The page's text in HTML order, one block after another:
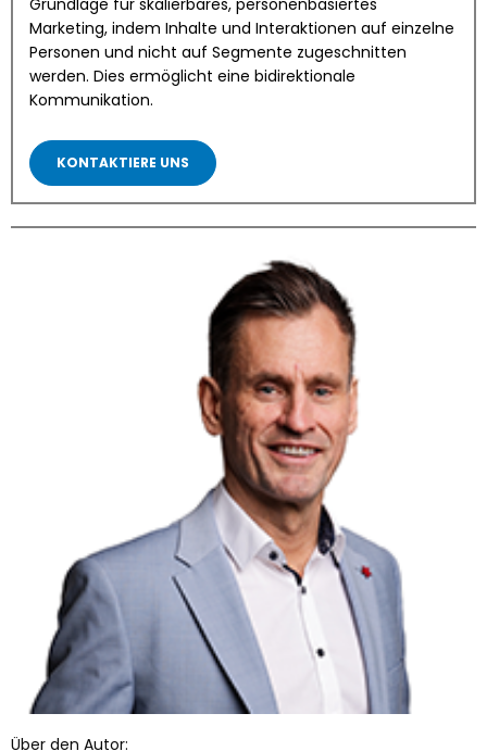
KONTAKTIERE UNS
Marketing, indem Inhalte und Interaktionen auf einzelne
Personen und nicht auf Segmente zugeschnitten
werden. Dies ermöglicht eine bidirektionale
Kommunikation.
Über den Autor: